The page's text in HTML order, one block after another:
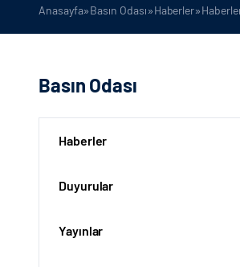
Anasayfa»Basın Odası»Haberler»
Basın Odası
Haberler
Duyurular
Yayınlar